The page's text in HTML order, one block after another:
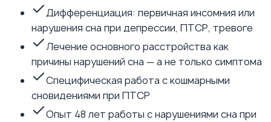
Дифференциация: первичная инсомния или
нарушения сна при депрессии, ПТСР, тревоге
Лечение основного расстройства как
причины нарушений сна — а не только симптома
Специфическая работа с кошмарными
сновидениями при ПТСР
Опыт 48 лет работы с нарушениями сна при